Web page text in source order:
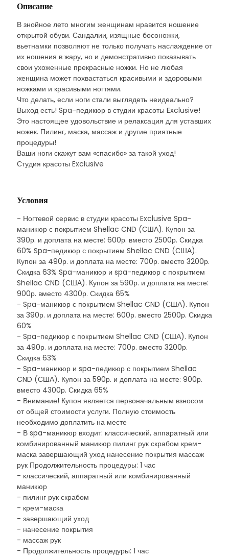
Описание
В знойное лето многим женщинам нравится ношение
открытой обуви. Сандалии, изящные босоножки,
вьетнамки позволяют не только получать наслаждение от
их ношения в жару, но и демонстративно показывать
свои ухоженные прекрасные ножки. Но не любая
женщина может похвастаться красивыми и здоровыми
ножками и красивыми ногтями.
Что делать, если ноги стали выглядеть неидеально?
Выход есть! Spa-педикюр в студии красоты Exclusive!
Это настоящее удовольствие и релаксация для уставших
ножек. Пилинг, маска, массаж и другие приятные
процедуры!
Ваши ноги скажут вам «спасибо» за такой уход!
Студия красоты Exclusive
Условия
- Ногтевой сервис в студии красоты Exclusive Spa-
маникюр с покрытием Shellac CND (США). Купон за
390р. и доплата на месте: 600р. вместо 2500р. Скидка
60% Spa-педикюр с покрытием Shellac CND (США).
Купон за 490р. и доплата на месте: 700р. вместо 3200р.
Скидка 63% Spa-маникюр и spa-педикюр с покрытием
Shellac CND (США). Купон за 590р. и доплата на месте:
900р. вместо 4300р. Скидка 65%
- Spa-маникюр с покрытием Shellac CND (США). Купон
за 390р. и доплата на месте: 600р. вместо 2500р. Скидка
60%
- Spa-педикюр с покрытием Shellac CND (США). Купон
за 490р. и доплата на месте: 700р. вместо 3200р.
Скидка 63%
- Spa-маникюр и spa-педикюр с покрытием Shellac
CND (США). Купон за 590р. и доплата на месте: 900р.
вместо 4300р. Скидка 65%
- Внимание! Купон является первоначальным взносом
от общей стоимости услуги. Полную стоимость
необходимо доплатить на месте
- В spa-маникюр входит: классический, аппаратный или
комбинированный маникюр пилинг рук скрабом крем-
маска завершающий уход нанесение покрытия массаж
рук Продолжительность процедуры: 1 час
- классический, аппаратный или комбинированный
маникюр
- пилинг рук скрабом
- крем-маска
- завершающий уход
- нанесение покрытия
- массаж рук
- Продолжительность процедуры: 1 час